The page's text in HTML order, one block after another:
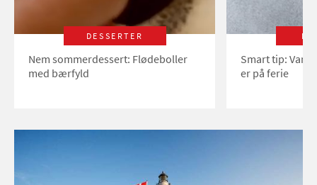
DESSERTER
Nem sommerdessert: Flødeboller
med bærfyld
Smart tip:
er på ferie